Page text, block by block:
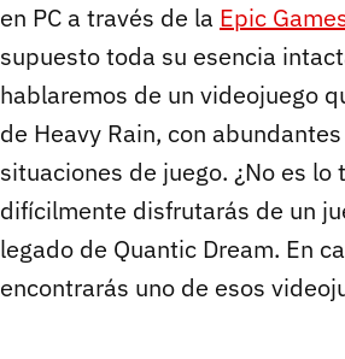
en PC a través de la Epic
supuesto toda su esencia
hablaremos de un videojuego
de Heavy Rain, con abundantes
situaciones de juego. ¿No es
difícilmente disfrutarás de un
legado de Quantic Dream. En
encontrarás uno de esos